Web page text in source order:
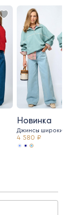
Новинка
Джинсы
4 580 ₽